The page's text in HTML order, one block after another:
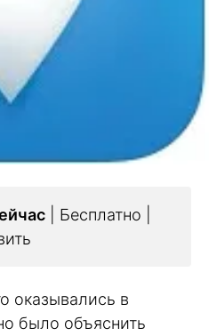
| Бесплатно |
оказывались в
было объяснить